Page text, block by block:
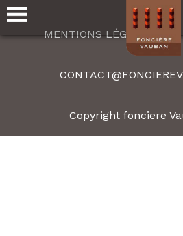
MENTIONS LÉGALES
Copyright fonciere